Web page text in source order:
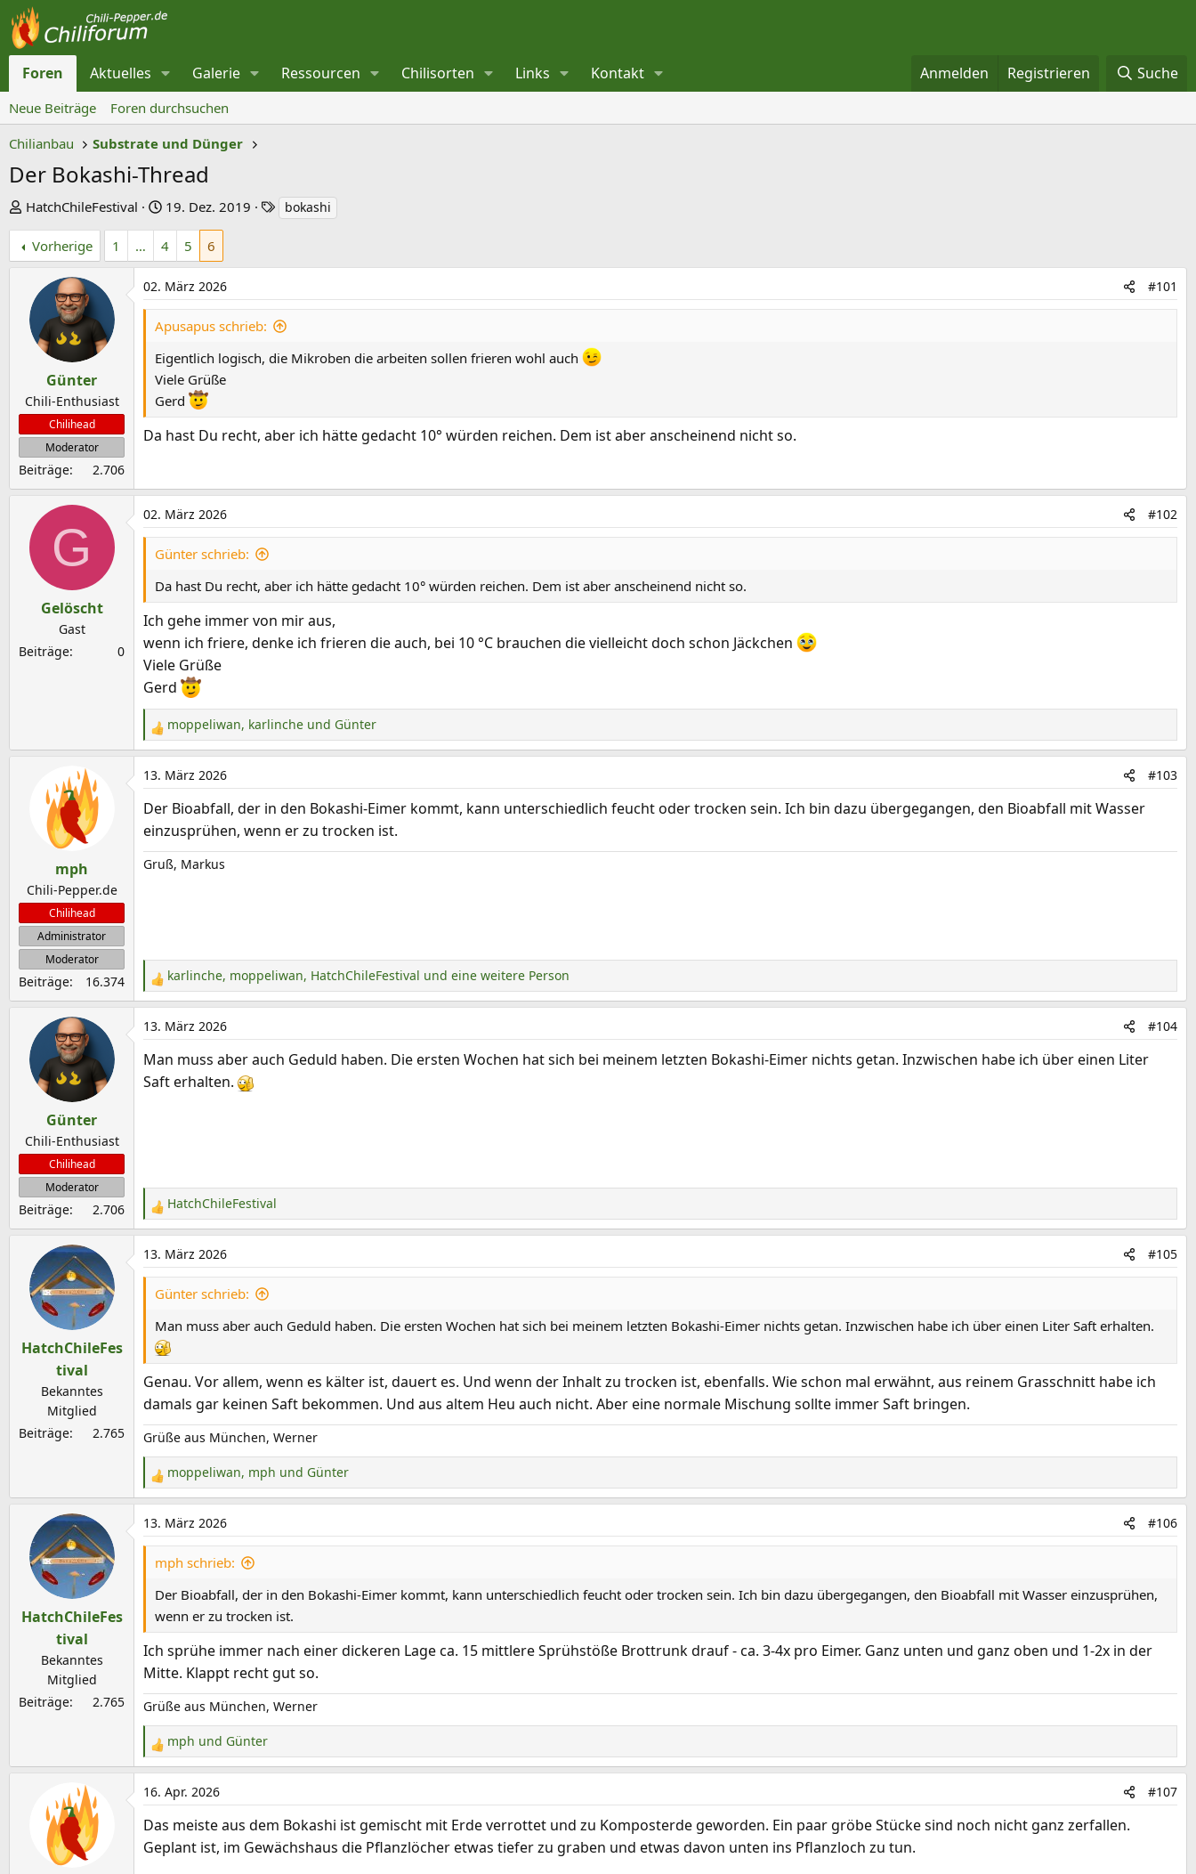
Foren Aktuelles Galerie Ressourcen Chilisorten Links Kontakt Anmelden Registrieren Suche
Neue Beiträge
Foren durchsuchen
Chilianbau
Substrate und Dünger
Der Bokashi-Thread
E
r
HatchChileFestival
E
r
s
t
e
l
l
t
a
m
19. Dez. 2019
l
g
w
o
e
bokashi
Vorherige 1 … 4 5 6
Günter
Chili-Enthusiast
Chilihead
Moderator
Beiträge 2.706
02. März 2026 #101
Apusapus schrieb:
Eigentlich logisch, die Mikroben die arbeiten sollen frieren wohl auch
Viele Grüße
Gerd
Da hast Du recht, aber ich hätte gedacht 10° würden reichen. Dem ist aber anscheinend nicht so.
G
Gelöscht
Gast
Beiträge
0
02. März 2026 #102
Günter schrieb:
Da hast Du recht, aber ich hätte gedacht 10° würden reichen. Dem ist aber anscheinend nicht so.
Ich gehe immer von mir aus,
wenn ich friere, denke ich frieren die auch, bei 10 °C brauchen die vielleicht doch schon Jäckchen
Viele Grüße
Gerd
R
e
a
k
t
i
o
n
moppeliwan, karlinche und Günter
mph
Chili-Pepper.de
Chilihead
Administrator
Moderator
Beiträge 16.374
13. März 2026 #103
Der Bioabfall, der in den Bokashi-Eimer kommt, kann unterschiedlich feucht oder trocken sein. Ich bin dazu übergegangen, den Bioabfall mit Wasser
einzusprühen, wenn er zu trocken ist.
Gruß, Markus
R
e
a
k
t
i
karlinche, moppeliwan, HatchChileFestival und eine weitere Person
Günter
Chili-Enthusiast
Chilihead
Moderator
Beiträge 2.706
13. März 2026 #104
Man muss aber auch Geduld haben. Die ersten Wochen hat sich bei meinem letzten Bokashi-Eimer nichts getan. Inzwischen habe ich über einen Liter
Saft erhalten.
R
e
a
k
o
n
e
n
:
HatchChileFestival
HatchChileFes
tival
Bekanntes
Mitglied
Beiträge
2.765
13. März 2026 #105
Günter schrieb:
Man muss aber auch Geduld haben. Die ersten Wochen hat sich bei meinem letzten Bokashi-Eimer nichts getan. Inzwischen habe ich über einen Liter Saft erhalten.
Genau. Vor allem, wenn es kälter ist, dauert es. Und wenn der Inhalt zu trocken ist, ebenfalls. Wie schon mal erwähnt, aus reinem Grasschnitt habe ich
damals gar keinen Saft bekommen. Und aus altem Heu auch nicht. Aber eine normale Mischung sollte immer Saft bringen.
Grüße aus München, Werner
R
e
a
k
o
n
e
n
:
moppeliwan, mph und Günter
HatchChileFes
tival
Bekanntes
Mitglied
Beiträge
2.765
13. März 2026 #106
mph schrieb:
Der Bioabfall, der in den Bokashi-Eimer kommt, kann unterschiedlich feucht oder trocken sein. Ich bin dazu übergegangen, den Bioabfall mit Wasser einzusprühen,
wenn er zu trocken ist.
Ich sprühe immer nach einer dickeren Lage ca. 15 mittlere Sprühstöße Brottrunk drauf - ca. 3-4x pro Eimer. Ganz unten und ganz oben und 1-2x in der
Mitte. Klappt recht gut so.
Grüße aus München, Werner
R
e
a
k
t
i
mph und Günter
16. Apr. 2026 #107
Das meiste aus dem Bokashi ist gemischt mit Erde verrottet und zu Komposterde geworden. Ein paar gröbe Stücke sind noch nicht ganz zerfallen.
Geplant ist, im Gewächshaus die Pflanzlöcher etwas tiefer zu graben und etwas davon unten ins Pflanzloch zu tun.